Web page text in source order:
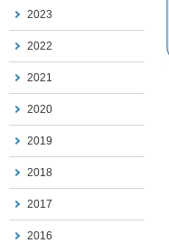
2023
2022
2021
2020
2019
2018
2017
2016